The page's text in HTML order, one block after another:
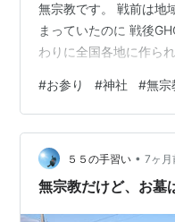
無宗教です。 戦前は地
まっていたのに 戦後
わりに全国各地に作ら
警察の元協力者・西﨑
団ストーカー＆創価学
ストーカー被害。在日
トーカー被害。テクノ
報本部電波部 集団スト
#お参り #神社 #無宗
５５の手習い • 7ヶ月
無宗教だけど、お墓